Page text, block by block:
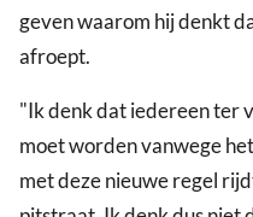
geven waarom hij denkt
afroept.
"Ik denk dat iedereen ter
moet worden vanwege
met deze nieuwe regel